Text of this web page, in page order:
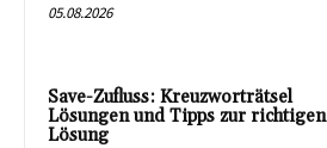
05.08.2026
Save-Zufluss: Kreuzworträtsel
Lösungen und Tipps zur richtigen
Lösung